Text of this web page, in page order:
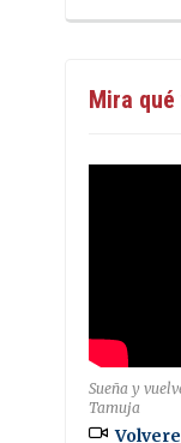
Mira qué
Sueña y
Tamuja